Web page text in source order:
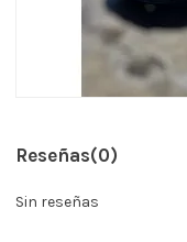
Reseñas(0)
Sin reseñas